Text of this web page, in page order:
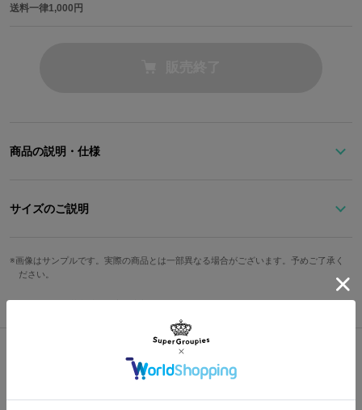
送料一律1,000円
商品の説明・仕様
「HTT」Tシャツロゴのパンチングが施されており、開くと五色に
放課後ティータイムのロゴマークはあのふわふわで少し甘い匂いが
したティータイム時間を思い出させ、ほっこりとさせます。
小銭入れとお札入れはリュックの内装とお揃いのオリジナルテキス
コンパクトなサイズで持ち出しやすく、この財布を手に放課後ティ
ータイムの楽曲のメロディを口ずさみながらお買い物するのもまた
原産国／ 中国
サイズのご説明
10cm
画像はサンプルです。実際の商品とは一部異なる場合がございます。予めご了承く
ださい。
Shopping Guide
👉お買い物で困った時はこちらをチェック